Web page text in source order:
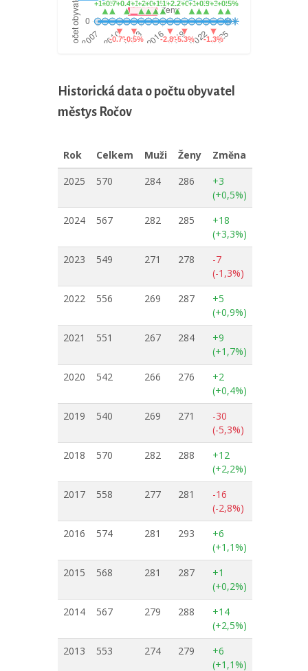
Historická data o počtu obyvatel
městys Ročov
Rok Celkem Muži Ženy
Změna
2025
570 284 286
+3
(+0,5%)
2024
567 282 285
+18
(+3,3%)
2023
549 271 278
-7
(-1,3%)
2022
556 269 287
+5
(+0,9%)
2021
551 267 284
+9
(+1,7%)
2020
542 266 276
+2
(+0,4%)
2019
540 269 271
-30
(-5,3%)
2018
570 282 288
+12
(+2,2%)
2017
558 277 281
-16
(-2,8%)
2016
574 281 293
+6
(+1,1%)
2015
568 281 287
+1
(+0,2%)
2014
567 279 288
+14
(+2,5%)
2013
553 274 279
+6
(+1,1%)